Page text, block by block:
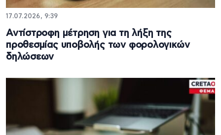
17.07.2026, 9:39
Αντίστροφη μέτρηση για τη λήξη της
προθεσμίας υποβολής των φορολογικών
δηλώσεων